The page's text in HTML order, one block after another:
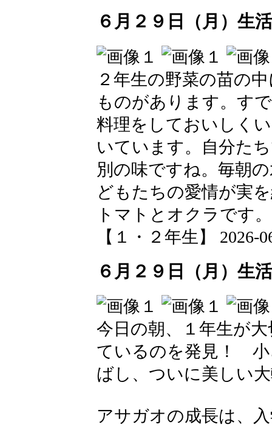
６月２９日（月）生
２年生の野菜の苗の
ものがあります。す
料理をしておいしく
いています。自分た
別の味ですね。毎朝
どもたちの愛情が実
トマトとオクラです
【１・２年生】 2026-
６月２９日（月）生
今日の朝、１年生が
ているのを発見！ 小
ばし、ついに美しい
アサガオの成長は、